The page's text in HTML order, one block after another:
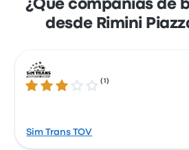
¿Qué compañías de
desde Rimini
3.0 de 5 estrellas
(1 )
Sim Trans TOV